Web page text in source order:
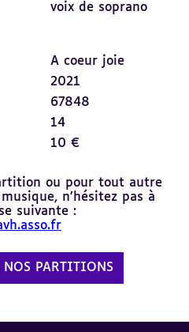
voix de soprano
A coeur joie
2021
67848
14
10 €
ou pour tout autre
n’hésitez pas à
suivante :
NOS PARTITIONS